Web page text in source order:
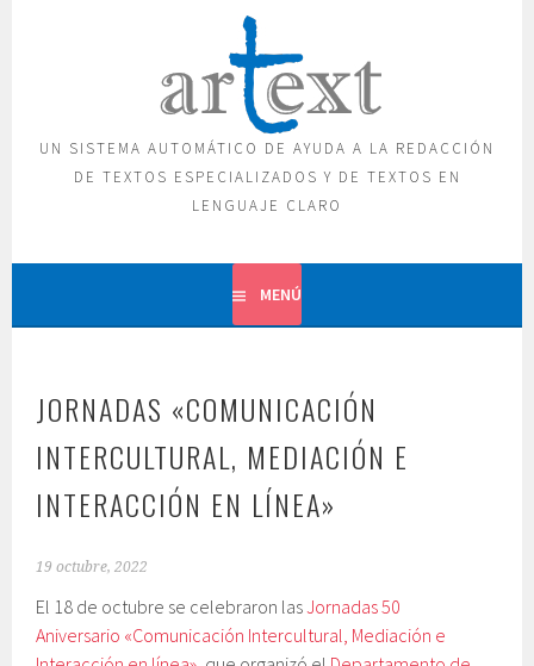
UN SISTEMA AUTOMÁTICO DE AYUDA A LA REDACCIÓN
DE TEXTOS ESPECIALIZADOS Y DE TEXTOS EN
LENGUAJE CLARO
MENÚ
JORNADAS «COMUNICACIÓN
INTERCULTURAL, MEDIACIÓN E
INTERACCIÓN EN LÍNEA»
19 octubre, 2022
El 18 de octubre se celebraron lasJornadas 50
Aniversario «Comunicación Intercultural, Mediación e